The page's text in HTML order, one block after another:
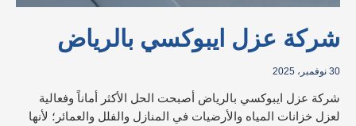
شركة عزل ايبوكسي بالرياض
30 نوفمبر، 2025
شركة عزل ايبوكسي بالرياض أصبحت الحل الأكثر أماناً وفعالية
لعزل خزانات المياه والأرضيات في المنازل والفلل والعمائر؛ لأنها